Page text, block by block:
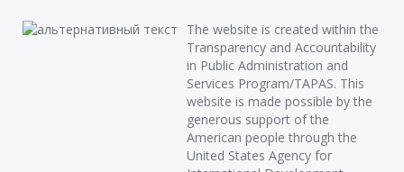
The website is created within the
Transparency and Accountability
in Public Administration and
Services Program/TAPAS. This
website is made possible by the
generous support of the
American people through the
United States Agency for